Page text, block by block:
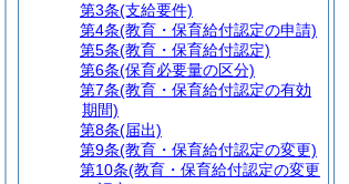
第3条(支給要件)
第4条(教育・保育給付認定の申請)
第5条(教育・保育給付認定)
第6条(保育必要量の区分)
第7条(教育・保育給付認定の有効
期間)
第8条(届出)
第9条(教育・保育給付認定の変更)
第10条(教育・保育給付認定の変更